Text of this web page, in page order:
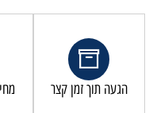
הגעה תוך זמן קצר